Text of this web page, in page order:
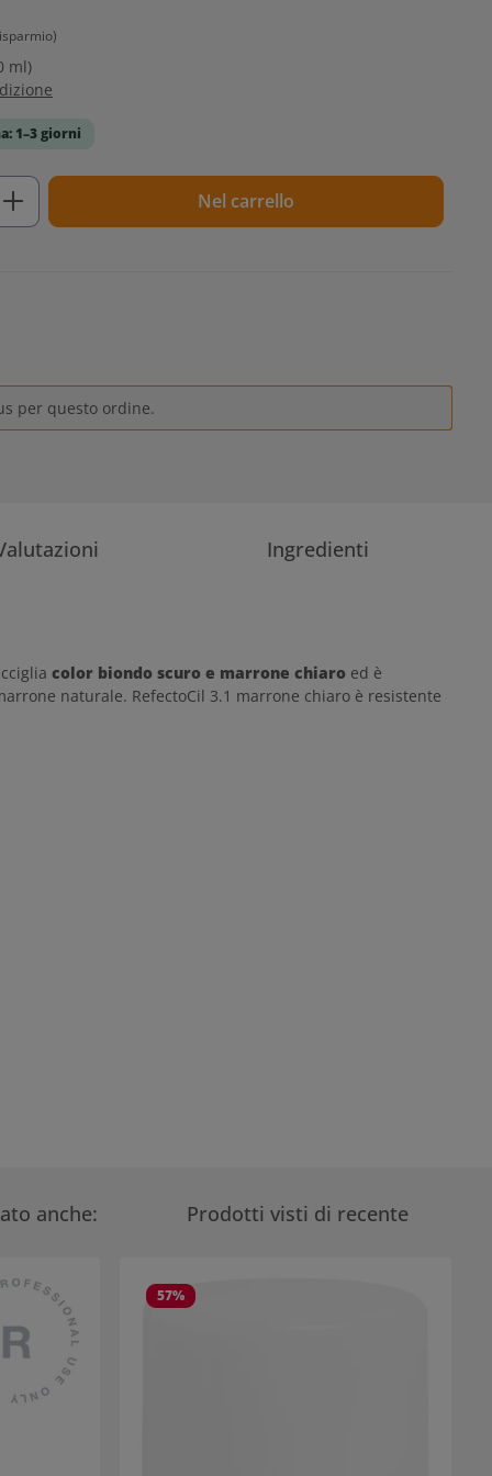
ml)
1–3 giorni
inserisci la quantità desiderata o
Nel carrello
per questo ordine.
Ingredienti
color biondo scuro e marrone chiaro ed è
naturale. RefectoCil 3.1 marrone chiaro è resistente
anche: Prodotti visti di recente
57%